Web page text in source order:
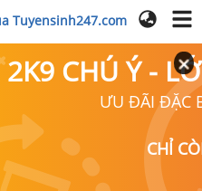
Tuyensinh247.com
2K9 CHÚ Ý -
ƯU ĐÃI ĐẶC
CHỈ